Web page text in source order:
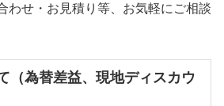
わせ・お見積り等、お気軽にご相談
（為替差益、現地ディスカウ